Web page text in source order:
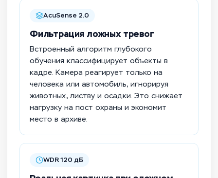
AcuSense 2.0
Фильтрация ложных тревог
Встроенный алгоритм глубокого
обучения классифицирует объекты в
кадре. Камера реагирует только на
человека или автомобиль, игнорируя
животных, листву и осадки. Это снижает
нагрузку на пост охраны и экономит
место в архиве.
WDR 120 дБ